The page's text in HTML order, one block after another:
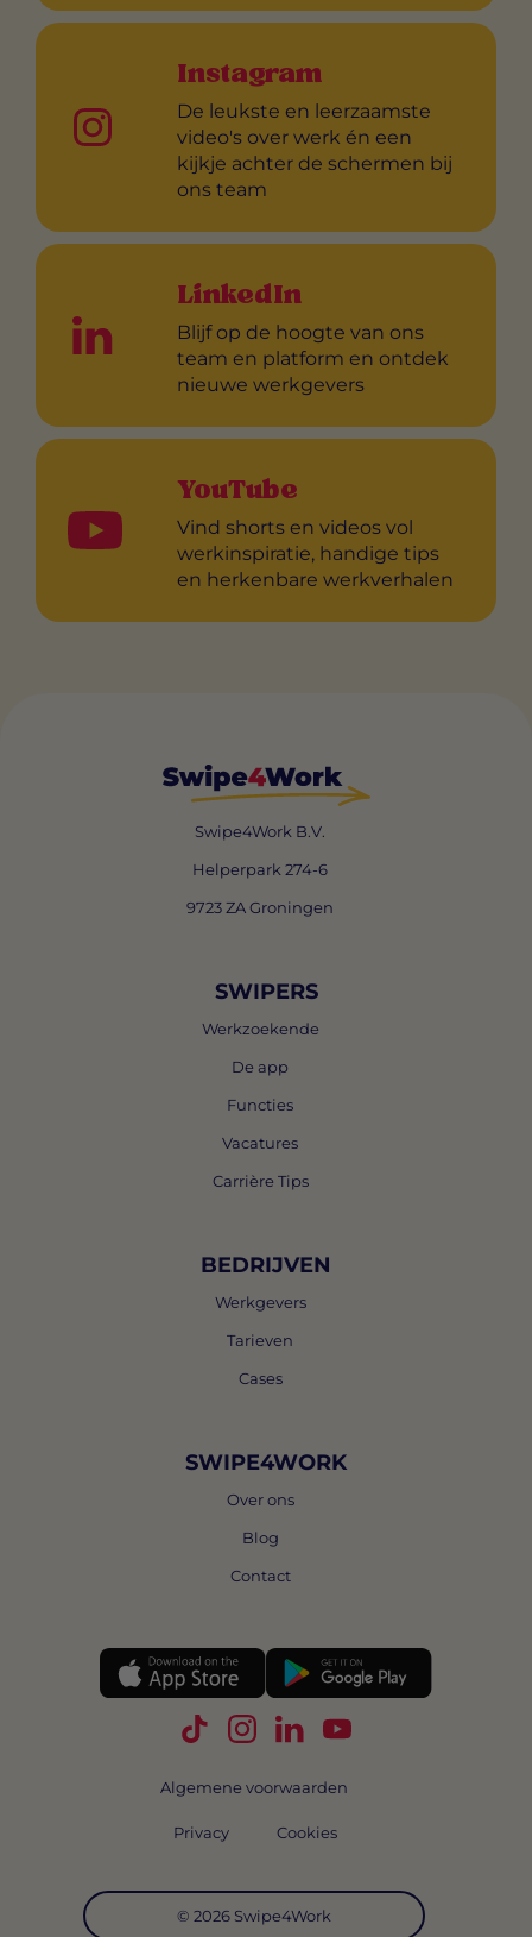
Instagram
De leukste en leerzaamste
video's over werk én een
kijkje achter de schermen bij
ons team
LinkedIn
Blijf op de hoogte van ons
team en platform en ontdek
nieuwe werkgevers
YouTube
Vind shorts en videos vol
werkinspiratie, handige tips
en herkenbare werkverhalen
Swipe4Work B.V.
Helperpark 274-6
9723 ZA Groningen
SWIPERS
Werkzoekende
De app
Functies
Vacatures
Carrière Tips
BEDRIJVEN
Werkgevers
Tarieven
Cases
SWIPE4WORK
Over ons
Blog
Contact
Volg Swipe4Work op TikTok
Volg Swipe4Work op
Volg Swipe4Work op
Volg Swipe4Work
© 2026 Swipe4Work
Algemene voorwaarden
Privacy Cookies